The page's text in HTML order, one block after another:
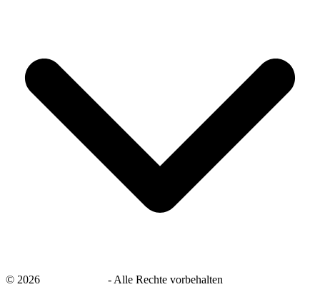
© 2026 -Alle Rechte vorbehalten